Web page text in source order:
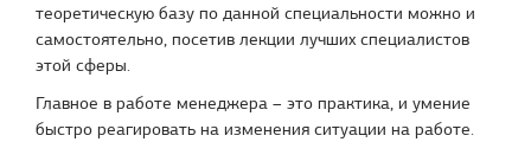
теоретическую базу по данной специальности можно и
самостоятельно, посетив лекции лучших специалистов
этой сферы.
Главное в работе менеджера – это практика, и умение
быстро реагировать на изменения ситуации на работе.